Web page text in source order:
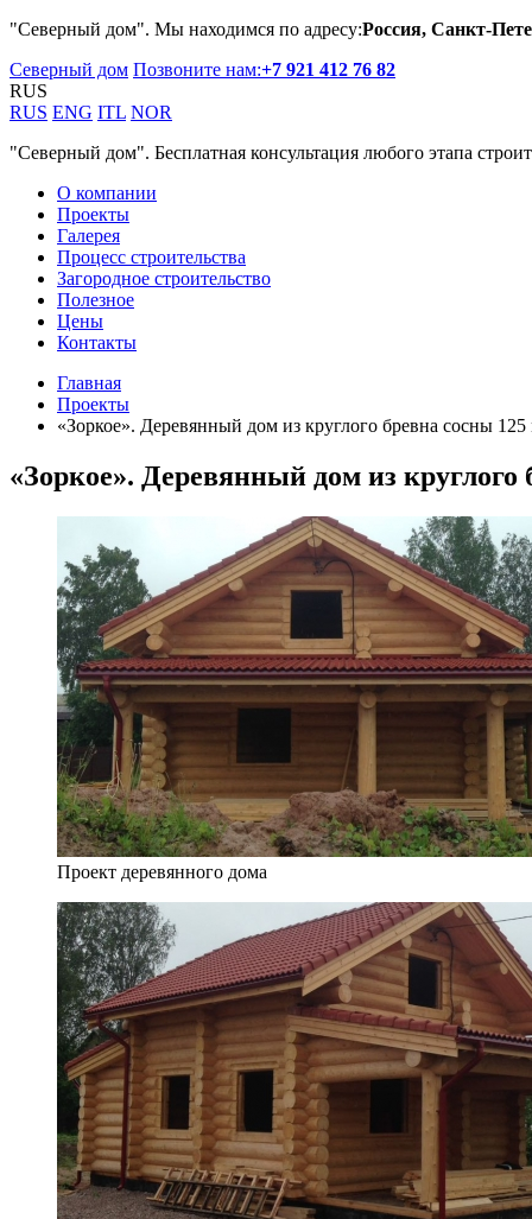
"Северный дом". Мы находимся по адресу:Россия, Санкт-
Северный дом Позвоните нам:+7 921 412 76 82
RUS
RUS ENG ITL NOR
"Северный дом". Бесплатная консультация любого этапа
О компании
Проекты
Галерея
Процесс строительства
Загородное строительство
Полезное
Цены
Контакты
Главная
Проекты
«Зоркое». Деревянный дом из круглого бревна сосны 125
«Зоркое». Деревянный дом из круглого
Проект деревянного дома